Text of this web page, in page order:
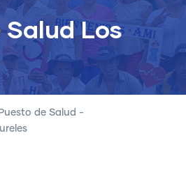
Los
Puesto de Salud -